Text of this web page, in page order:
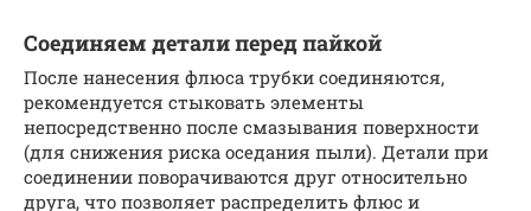
Соединяем детали перед пайкой
После нанесения флюса трубки соединяются,
рекомендуется стыковать элементы
непосредственно после смазывания поверхности
(для снижения риска оседания пыли). Детали при
соединении поворачиваются друг относительно
друга, что позволяет распределить флюс и